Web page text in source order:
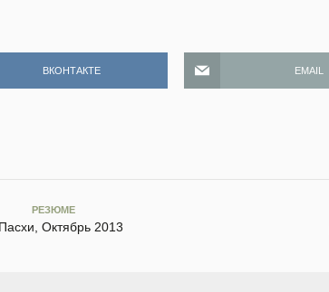
ВКОНТАКТЕ EMAIL
РЕЗЮМЕ
Октябрь 2013